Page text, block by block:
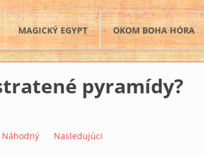
MAGICKÝ EGYPT OKOM BOHA HÓRA
pyramídy?
Náhodný Nasledujúci